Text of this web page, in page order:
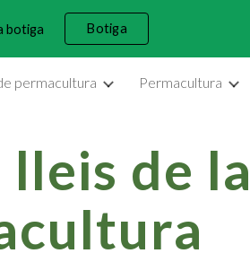
botiga Botiga
permacultura Permacultura
lleis de la